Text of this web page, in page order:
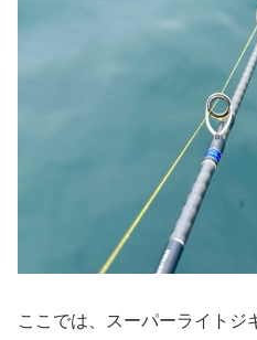
ここでは、スーパーライトジ